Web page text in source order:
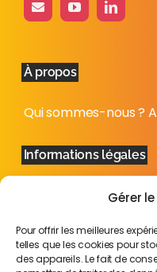
Gérer
Pour offrir les meilleures
telles que les cookies pour
des appareils. Le fait de
À propos
Qui sommes-nous ?
Informations légales
Mentions légales